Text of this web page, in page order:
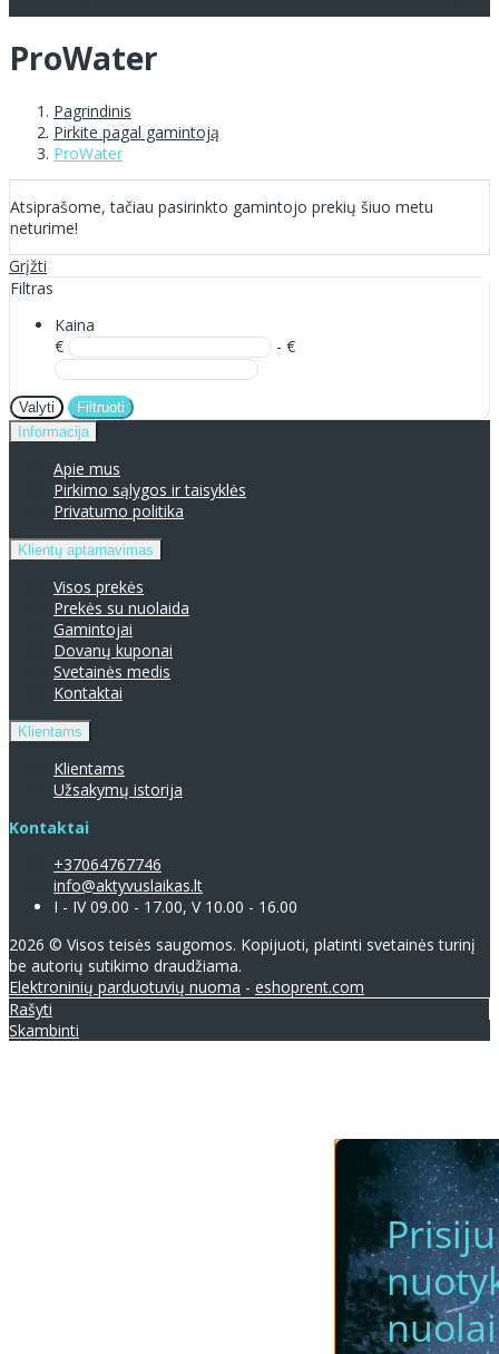
ProWater
Pagrindinis
Pirkite pagal gamintoją
ProWater
Atsiprašome, tačiau pasirinkto gamintojo prekių šiuo metu
neturime!
Grįžti
Filtras
Kaina
€
- €
Valyti
Filtruoti
Informacija
Apie mus
Pirkimo sąlygos ir taisyklės
Privatumo politika
Klientų aptarnavimas
Visos prekės
Prekės su nuolaida
Gamintojai
Dovanų kuponai
Svetainės medis
Kontaktai
Klientams
Klientams
Užsakymų istorija
Kontaktai
+37064767746
info@aktyvuslaikas.lt
I - IV 09.00 - 17.00, V 10.00 - 16.00
2026 © Visos teisės saugomos. Kopijuoti, platinti svetainės turinį
be autorių sutikimo draudžiama.
Elektroninių parduotuvių nuoma - eshoprent.com
Rašyti
Skambinti